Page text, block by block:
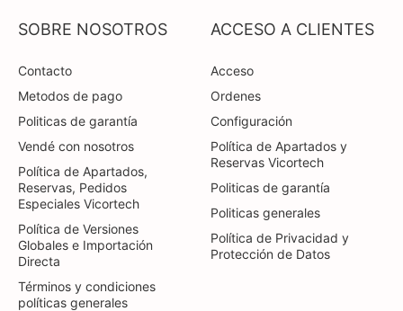
SOBRE NOSOTROS
Contacto
Metodos de pago
Politicas de garantía
Vendé con nosotros
Política de Apartados,
Reservas, Pedidos
Especiales Vicortech
Política de Versiones
Globales e Importación
Directa
Términos y condiciones
políticas generales
ACCESO A CLIENTES
Acceso
Ordenes
Configuración
Política de Apartados y
Reservas Vicortech
Politicas de garantía
Politicas generales
Política de Privacidad y
Protección de Datos